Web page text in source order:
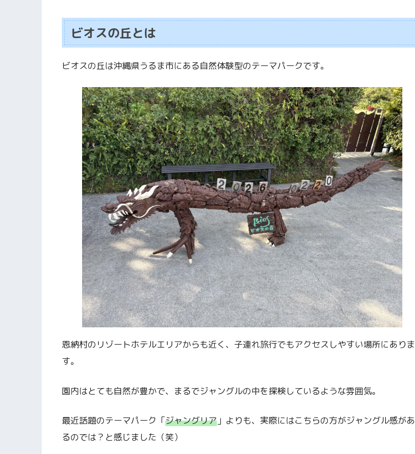
ビオスの丘とは
ビオスの丘は沖縄県うるま市にある自然体験型のテーマパークです。
恩納村のリゾートホテルエリアからも近く、子連れ旅行でもアクセスしやすい場所にありま
す。
園内はとても自然が豊かで、まるでジャングルの中を探検しているような雰囲気。
最近話題のテーマパーク「ジャングリア 」よりも、実際にはこちらの方がジャングル感があ
るのでは？と感じました（笑）